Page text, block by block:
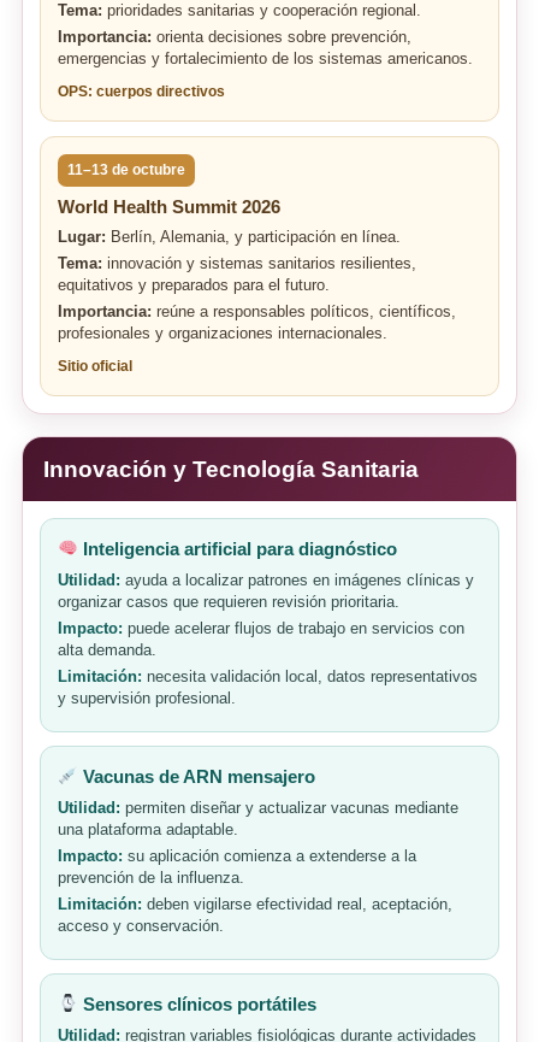
Tema: prioridades sanitarias y cooperación regional.
Importancia: orienta decisiones sobre prevención,
emergencias y fortalecimiento de los sistemas americanos.
OPS: cuerpos directivos
11–13 de octubre
World Health Summit 2026
Lugar: Berlín, Alemania, y participación en línea.
Tema: innovación y sistemas sanitarios resilientes,
equitativos y preparados para el futuro.
Importancia: reúne a responsables políticos, científicos,
profesionales y organizaciones internacionales.
Sitio oficial
Innovación y Tecnología Sanitaria
Inteligencia artificial para diagnóstico
Utilidad: ayuda a localizar patrones en imágenes clínicas y
organizar casos que requieren revisión prioritaria.
Impacto: puede acelerar flujos de trabajo en servicios con
alta demanda.
Limitación: necesita validación local, datos representativos
y supervisión profesional.
Vacunas de ARN mensajero
Utilidad: permiten diseñar y actualizar vacunas mediante
una plataforma adaptable.
Impacto: su aplicación comienza a extenderse a la
prevención de la influenza.
Limitación: deben vigilarse efectividad real, aceptación,
acceso y conservación.
Sensores clínicos portátiles
Utilidad: registran variables fisiológicas durante actividades